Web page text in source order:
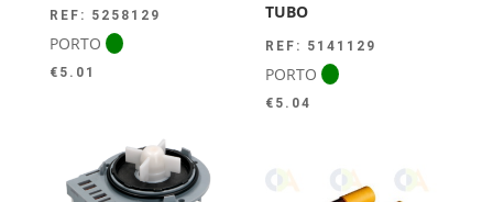
REF: 5258129
PORTO
€ 5.01
TUBO
REF: 5141129
PORTO
€ 5.04